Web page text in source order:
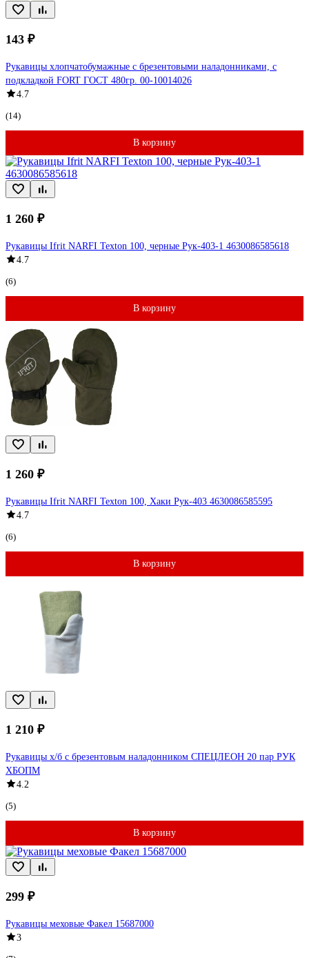
143 ₽
Рукавицы хлопчатобумажные с брезентовыми наладонниками, с
подкладкой FORT ГОСТ 480гр. 00-10014026
4.7
(14)
В корзину
1 260 ₽
Рукавицы Ifrit NARFI Texton 100, черные Рук-403-1 4630086585618
4.7
(6)
В корзину
1 260 ₽
Рукавицы Ifrit NARFI Texton 100, Хаки Рук-403 4630086585595
4.7
(6)
В корзину
1 210 ₽
Рукавицы х/б с брезентовым наладонником СПЕЦЛЕОН 20 пар РУК
ХБОПМ
4.2
(5)
В корзину
299 ₽
Рукавицы меховые Факел 15687000
3